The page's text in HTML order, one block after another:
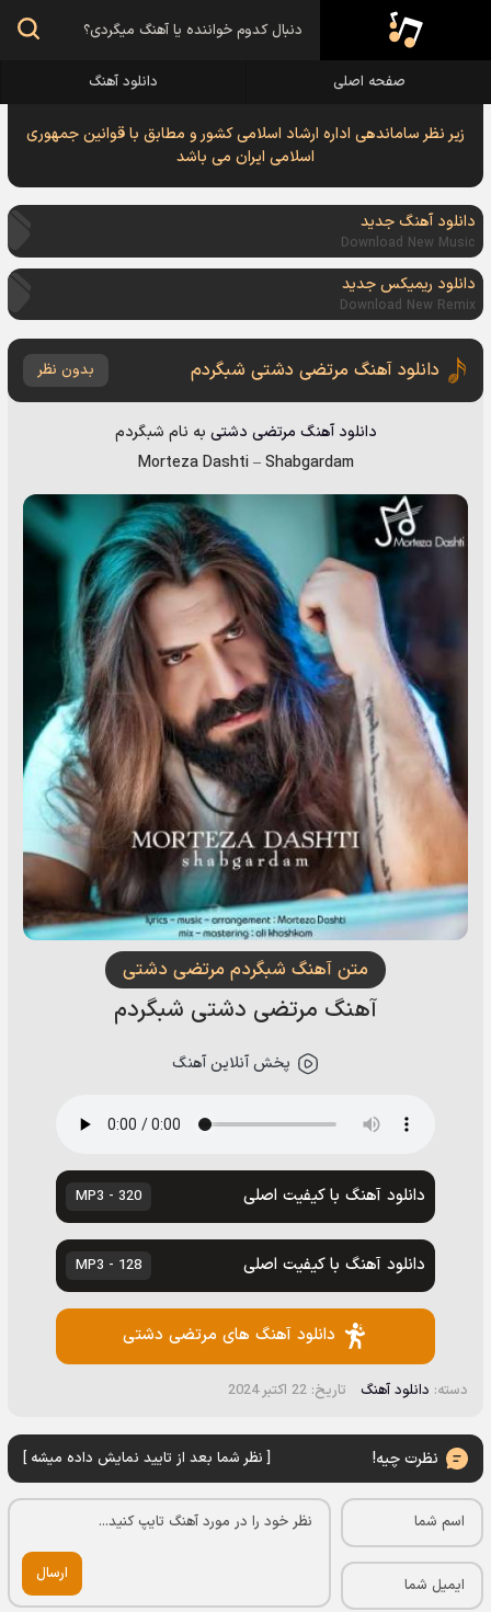
صفحه اصلی دانلود آهنگ
زیر نظر ساماندهی اداره ارشاد اسلامی کشور و مطابق با قوانین جمهوری
اسلامی ایران می باشد
دانلود آهنگ جدید
Download New Music
دانلود ریمیکس جدید
Download New Remix
دانلود آهنگ مرتضی دشتی شبگردم بدون نظر
دانلود آهنگ مرتضی دشتی به نام شبگردم
Morteza Dashti–Shabgardam
متن آهنگ شبگردم مرتضی دشتی
آهنگ مرتضی دشتی شبگردم
پخش آنلاین آهنگ
دانلود آهنگ با کیفیت اصلی 320 - MP3
دانلود آهنگ با کیفیت اصلی 128 - MP3
دانلود آهنگ های مرتضی دشتی
دسته: دانلود آهنگ تاریخ: 22 اکتبر 2024
نظرت چیه! [ نظر شما بعد از تایید نمایش داده میشه ]
ارسال